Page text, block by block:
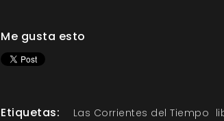
Me gusta esto
Etiquetas: Las Corrientes del Tiempo